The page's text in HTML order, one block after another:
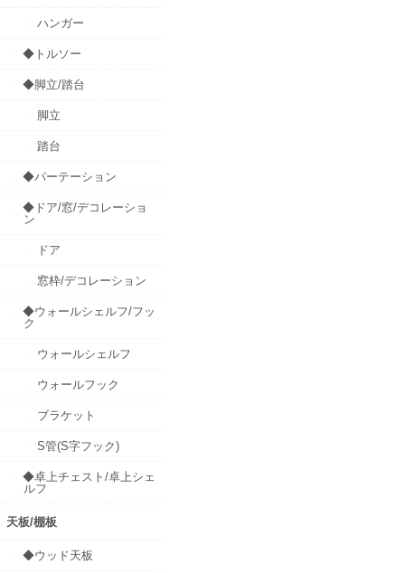
ハンガー
◆トルソー
◆脚立/踏台
脚立
踏台
◆パーテーション
◆ドア/窓/デコレーショ
ン
ドア
窓枠/デコレーション
◆ウォールシェルフ/フッ
ク
ウォールシェルフ
ウォールフック
ブラケット
S管(S字フック)
◆卓上チェスト/卓上シェ
ルフ
天板/棚板
◆ウッド天板